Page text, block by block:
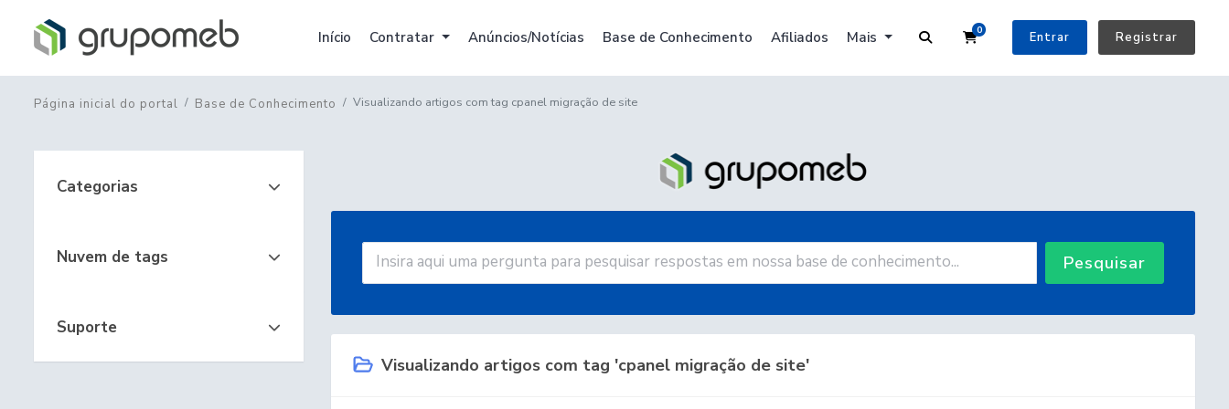
Início Contratar Anúncios/Notícias Base de Conhecimento Afiliados Mais 0Carrinho de Compras
Entrar Registrar
Página inicial do portal Base de Conhecimento Visualizando artigos com tag cpanel migração de site
Categorias
Nuvem de tags
Suporte
Pesquisar
Visualizando artigos com tag 'cpanel migração de site'